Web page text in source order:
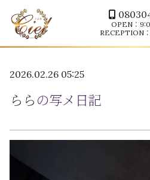
OPEN：
RECEPTION
2026.02.26 05:25
らら の写メ日記